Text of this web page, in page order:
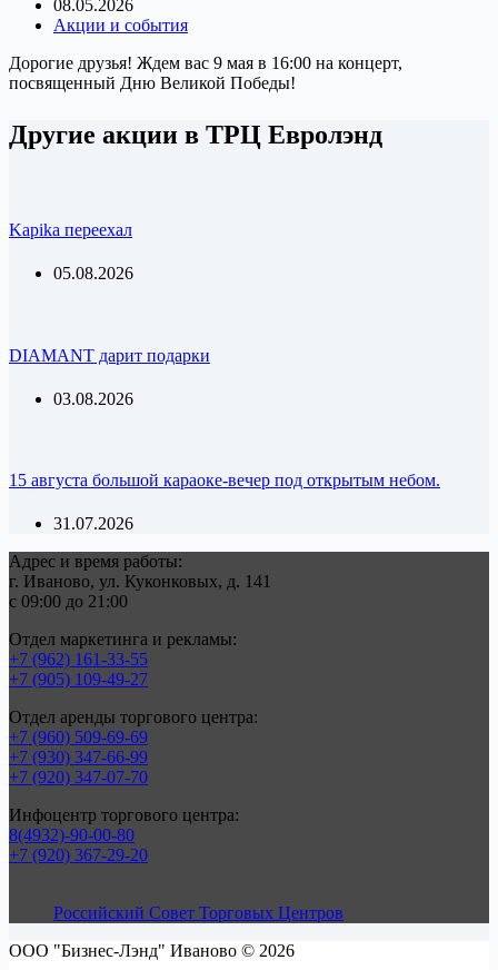
08.05.2026
Акции и события
Дорогие друзья! Ждем вас 9 мая в 16:00 на концерт,
посвященный Дню Великой Победы!
Другие акции в ТРЦ Евролэнд
Kapika переехал
05.08.2026
DIAMANT дарит подарки
03.08.2026
15 августа большой караоке-вечер под открытым небом.
31.07.2026
Адрес и время работы:
г. Иваново, ул. Куконковых, д. 141
с 09:00 до 21:00
Отдел маркетинга и рекламы:
+7 (962) 161-33-55
+7 (905) 109-49-27
Отдел аренды торгового центра:
+7 (960) 509-69-69
+7 (930) 347-66-99
+7 (920) 347-07-70
Инфоцентр торгового центра:
8(4932)-90-00-80
+7 (920) 367-29-20
Российский Совет Торговых Центров
ООО "Бизнес-Лэнд" Иваново © 2026